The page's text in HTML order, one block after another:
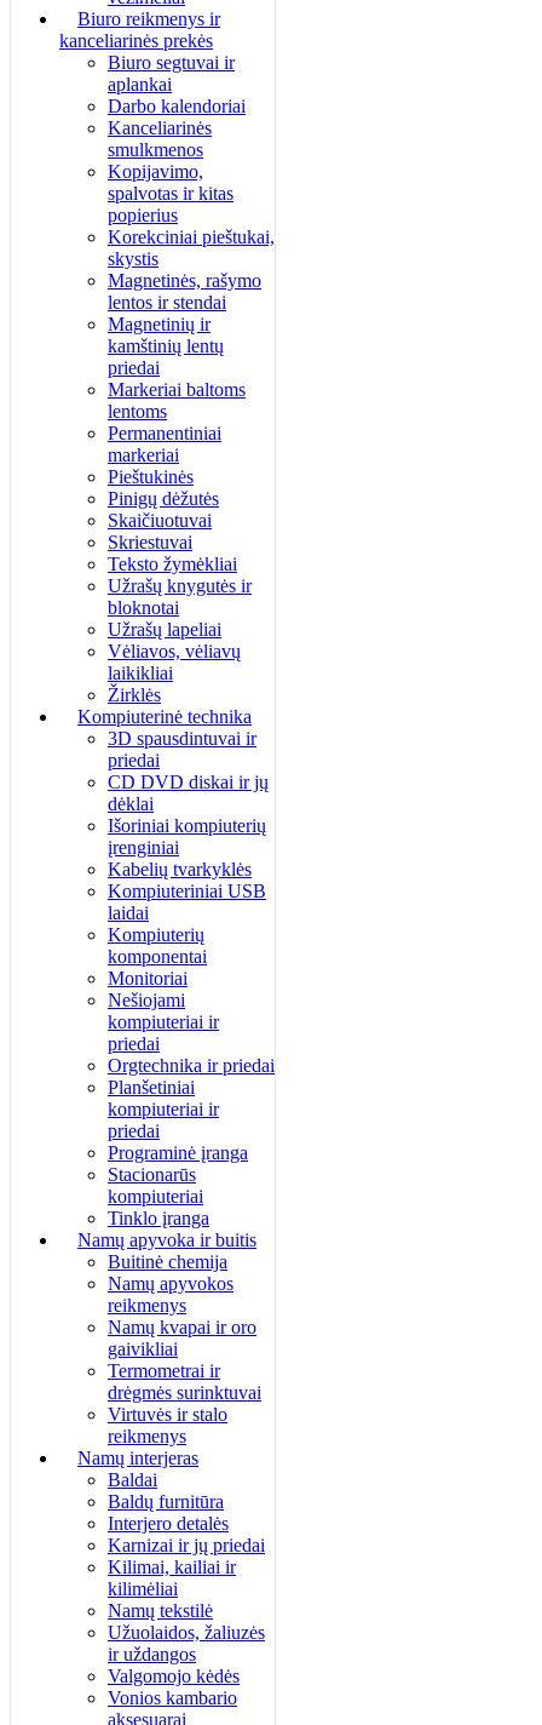
Biuro reikmenys ir
kanceliarinės prekės
Biuro segtuvai ir
aplankai
Darbo kalendoriai
Kanceliarinės
smulkmenos
Kopijavimo,
spalvotas ir kitas
popierius
Korekciniai pieštukai,
skystis
Magnetinės, rašymo
lentos ir stendai
Magnetinių ir
kamštinių lentų
priedai
Markeriai baltoms
lentoms
Permanentiniai
markeriai
Pieštukinės
Pinigų dėžutės
Skaičiuotuvai
Skriestuvai
Teksto žymėkliai
Užrašų knygutės ir
bloknotai
Užrašų lapeliai
Vėliavos, vėliavų
laikikliai
Žirklės
Kompiuterinė technika
3D spausdintuvai ir
priedai
CD DVD diskai ir jų
dėklai
Išoriniai kompiuterių
įrenginiai
Kabelių tvarkyklės
Kompiuteriniai USB
laidai
Kompiuterių
komponentai
Monitoriai
Nešiojami
kompiuteriai ir
priedai
Orgtechnika ir priedai
Planšetiniai
kompiuteriai ir
priedai
Programinė įranga
Stacionarūs
kompiuteriai
Tinklo įranga
Namų apyvoka ir buitis
Buitinė chemija
Namų apyvokos
reikmenys
Namų kvapai ir oro
gaivikliai
Termometrai ir
drėgmės surinktuvai
Virtuvės ir stalo
reikmenys
Namų interjeras
Baldai
Baldų furnitūra
Interjero detalės
Karnizai ir jų priedai
Kilimai, kailiai ir
kilimėliai
Namų tekstilė
Užuolaidos, žaliuzės
ir uždangos
Valgomojo kėdės
Vonios kambario
aksesuarai